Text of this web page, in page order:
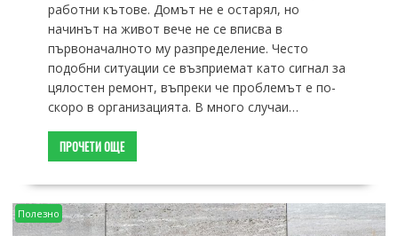
работни кътове. Домът не е остарял, но
начинът на живот вече не се вписва в
първоначалното му разпределение. Често
подобни ситуации се възприемат като сигнал за
цялостен ремонт, въпреки че проблемът е по-
скоро в организацията. В много случаи…
ПРОЧЕТИ ОЩЕ
Полезно